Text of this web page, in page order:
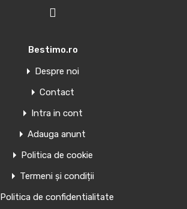
Bestimo.ro
Despre noi
Contact
Intra in cont
Adauga anunt
Politica de cookie
Termeni și condiții
Politica de confidentialitate